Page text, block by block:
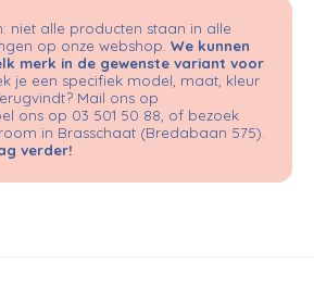
niet alle producten staan in alle
op onze webshop. We kunnen
merk in de gewenste variant voor
je een specifiek model, maat, kleur
Mail ons op
ons op 03 501 50 88, of bezoek
in Brasschaat (Bredabaan 575).
verder!